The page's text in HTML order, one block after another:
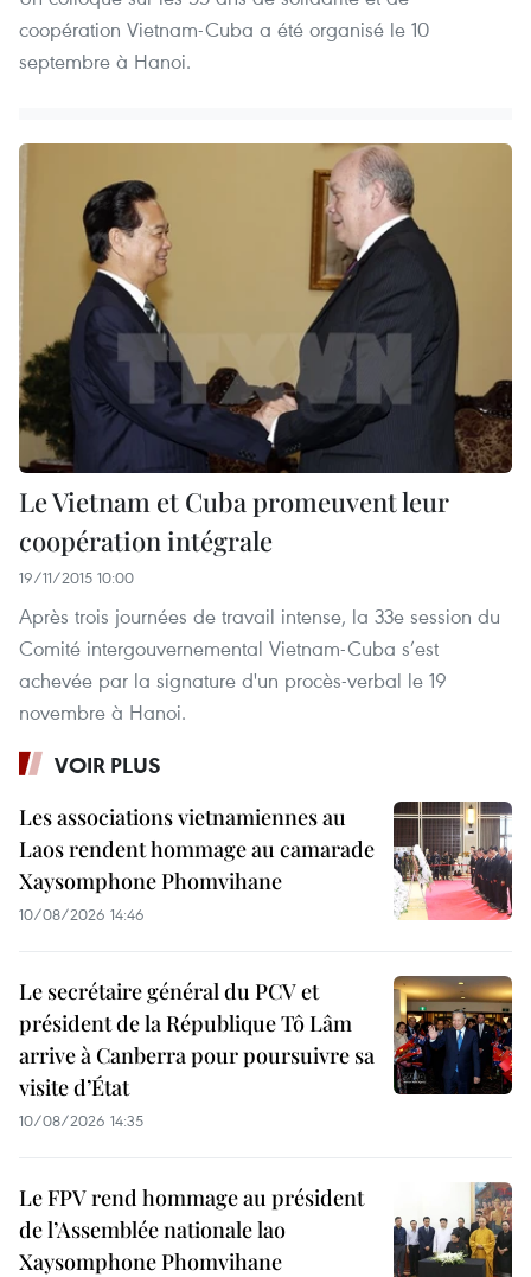
coopération Vietnam-Cuba a été organisé le 10
septembre à Hanoi.
Le Vietnam et Cuba promeuvent leur
coopération intégrale
19/11/2015 10:00
Après trois journées de travail intense, la 33e session du
Comité intergouvernemental Vietnam-Cuba s’est
achevée par la signature d'un procès-verbal le 19
novembre à Hanoi.
VOIR PLUS
Les associations vietnamiennes au
Laos rendent hommage au camarade
Xaysomphone Phomvihane
10/08/2026 14:46
Le secrétaire général du PCV et
président de la République Tô Lâm
arrive à Canberra pour poursuivre sa
visite d’État
10/08/2026 14:35
Le FPV rend hommage au président
de l’Assemblée nationale lao
Xaysomphone Phomvihane